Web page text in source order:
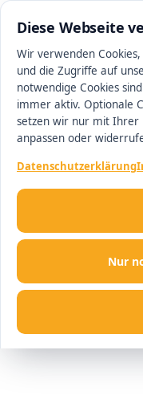
Diese Webseite
Wir verwenden
und die Zugriffe auf
notwendige Cookies
immer aktiv. Optionale
setzen wir nur mit Ihrer
anpassen oder
Datenschutzerklärung
Nur